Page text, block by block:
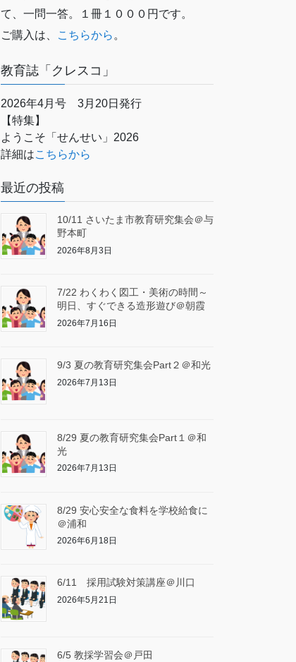
て、一問一答。１冊１０００円です。
ご購入は、
こちらから 。
教育誌「クレスコ」
2026年4月号 3月20日発行
【特集】
ようこそ「せんせい」2026
詳細はこちらから
最近の投稿
10/11 さいたま市教育研究集会＠与
野本町
2026年8月3日
7/22 わくわく図工・美術の時間～
明日、すぐできる造形遊び＠朝霞
2026年7月16日
9/3 夏の教育研究集会Part２＠和光
2026年7月13日
8/29 夏の教育研究集会Part１＠和
光
2026年7月13日
8/29 安心安全な食料を学校給食に
＠浦和
2026年6月18日
6/11 採用試験対策講座＠川口
2026年5月21日
6/5 教採学習会＠戸田